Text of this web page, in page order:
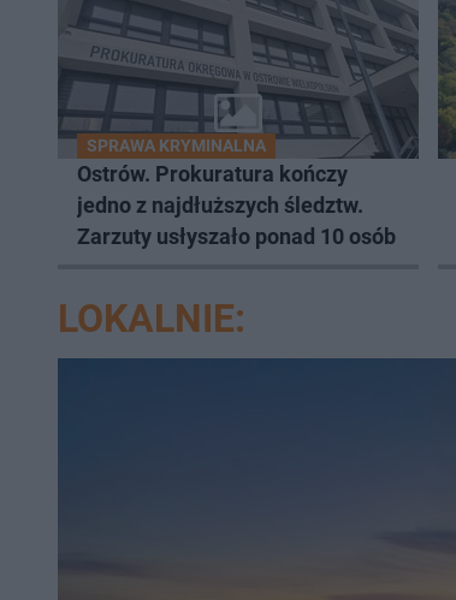
SPRAWA KRYMINALNA
Ostrów. Prokuratura kończy
jedno z najdłuższych śledztw.
Zarzuty usłyszało ponad 10 osób
LOKALNIE: